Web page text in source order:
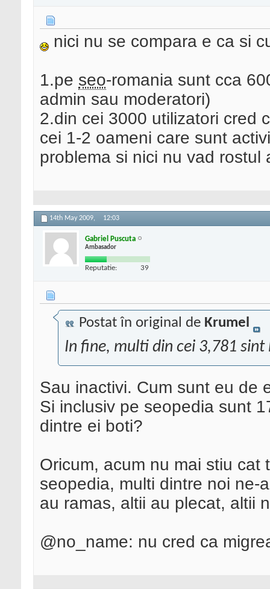
nici nu se compara e ca si
1.pe seo-romania sunt cca
admin sau moderatori)
2.din cei 3000 utilizatori cred
cei 1-2 oameni care sunt
problema si nici nu vad rostul
14th May 2009, 12:03
Gabriel Puscuta
Ambasador
Reputatie: 39
Postat în original de Krumel
In fine, multi din cei 3,781
Sau inactivi. Cum sunt eu de
Si inclusiv pe seopedia sunt
dintre ei boti?
Oricum, acum nu mai stiu cat
seopedia, multi dintre noi ne-
au ramas, altii au plecat, altii
@no_name: nu cred ca